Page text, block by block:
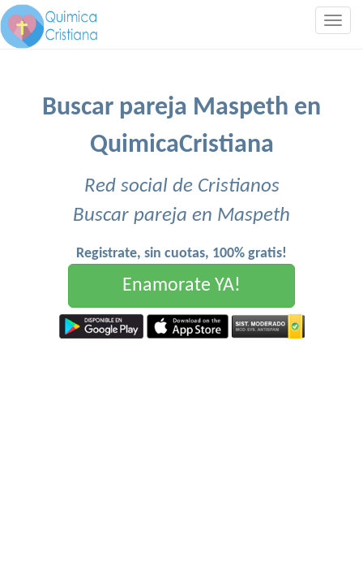
Buscar pareja Maspeth en
QuimicaCristiana
Red social de Cristianos
Buscar pareja en Maspeth
Registrate, sin cuotas, 100% gratis!
Enamorate YA!